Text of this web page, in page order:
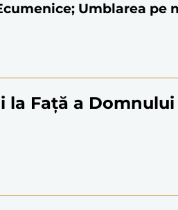
Umblarea
la Față a Domnului